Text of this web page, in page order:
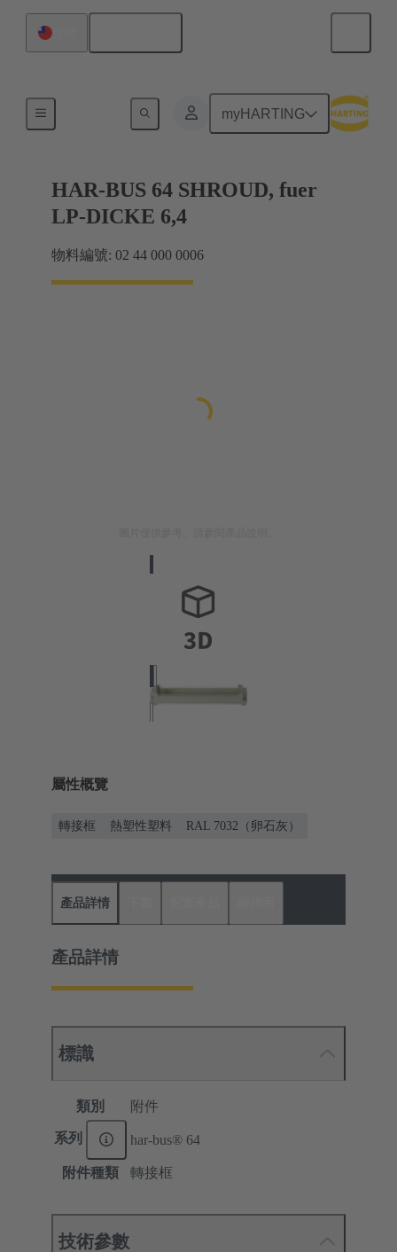
myHARTING
主機板到子插件板連接
HAR-BUS 64 SHROUD, fuer
LP-DICKE 6,4
物料編號: 02 44 000 0006
屬性概覽
轉接框 熱塑性塑料 RAL 7032（卵石灰）
產品詳情
產品詳情
標識
類別 附件
系列 har-bus® 64
附件種類 轉接框
技術參數